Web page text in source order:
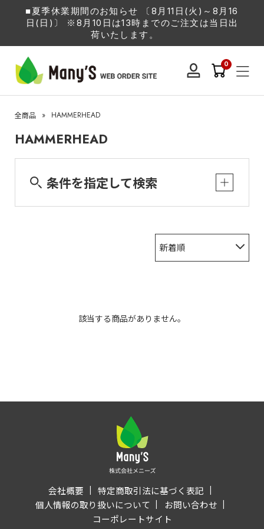
■夏季休業期間のお知らせ 〔8月11日(火)～8月16
日(日)〕 ※8月10日は13時までのご注文は当日出
荷いたします。
0
全商品 » HAMMERHEAD
HAMMERHEAD
条件を指定して検索
新着順
該当する商品がありません。
会社概要
特定商取引法に基づく表記
個人情報の取り扱いについて
お問い合わせ
コーポレートサイト